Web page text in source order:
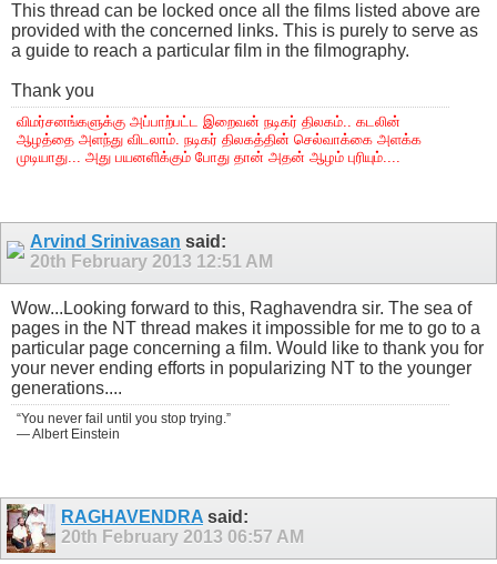
This thread can be locked once all the films listed above are
provided with the concerned links. This is purely to serve as
a guide to reach a particular film in the filmography.
Thank you
விமர்சனங்களுக்கு அப்பாற்பட்ட இறைவன் நடிகர் திலகம்.. கடலின்
ஆழத்தை அளந்து விடலாம். நடிகர் திலகத்தின் செல்வாக்கை அளக்க
முடியாது... அது பயனளிக்கும் போது தான் அதன் ஆழம் புரியும்....
Arvind Srinivasan said:
20th February 2013 12:51 AM
Wow...Looking forward to this, Raghavendra sir. The sea of
pages in the NT thread makes it impossible for me to go to a
particular page concerning a film. Would like to thank you for
your never ending efforts in popularizing NT to the younger
generations....
“You never fail until you stop trying.”
― Albert Einstein
RAGHAVENDRA said:
20th February 2013 06:57 AM